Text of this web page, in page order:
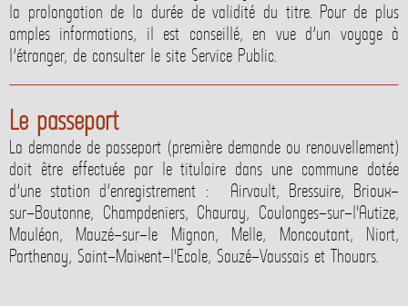
la prolongation de la durée de validité du titre. Pour de plus
amples informations, il est conseillé, en vue d’un voyage à
l’étranger, de consulter le site Service Public.
Le passeport
La demande de passeport (première demande ou renouvellement)
doit être effectuée par le titulaire dans une commune dotée
d’une station d’enregistrement : Airvault, Bressuire, Brioux-
sur-Boutonne, Champdeniers, Chauray, Coulonges-sur-l'Autize,
Mauléon, Mauzé-sur-le Mignon, Melle, Moncoutant, Niort,
Parthenay, Saint-Maixent-l'Ecole, Sauzé-Vaussais et Thouars.